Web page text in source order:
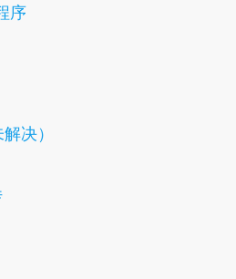
序
决）